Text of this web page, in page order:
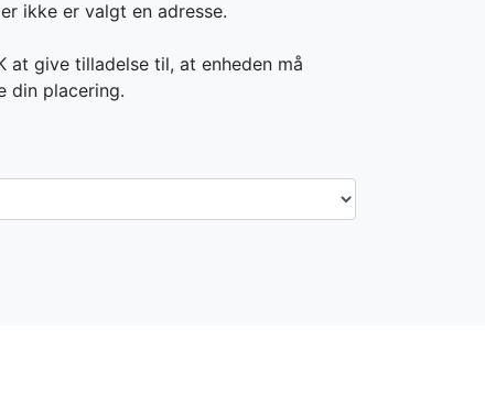
ikke er valgt en adresse.
at give tilladelse til, at enheden må
din placering.